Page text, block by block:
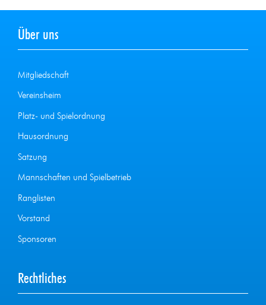
Über uns
Mitgliedschaft
Vereinsheim
Platz- und Spielordnung
Hausordnung
Satzung
Mannschaften und Spielbetrieb
Ranglisten
Vorstand
Sponsoren
Rechtliches